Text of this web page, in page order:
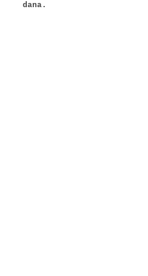
dana.